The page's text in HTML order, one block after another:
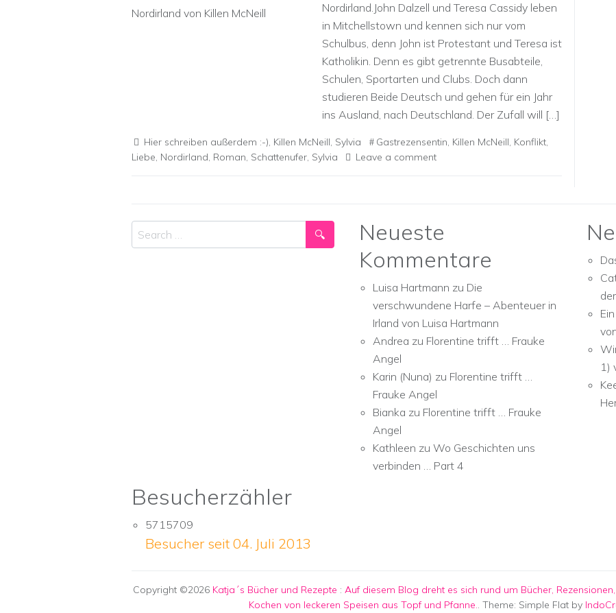
Nordirland.John Dalzell und Teresa Cassidy leben
in Mitchellstown und kennen sich nur vom
Schulbus, denn John ist Protestant und Teresa ist
Katholikin. Denn es gibt getrennte Busabteile,
Schulen, Sportarten und Clubs. Doch dann
studieren Beide Deutsch und gehen für ein Jahr
ins Ausland, nach Deutschland. Der Zufall will […]
Hier schreiben außerdem :-), Killen McNeill, Sylvia Gastrezensentin, Killen McNeill, Konflikt,
Liebe, Nordirland, Roman, Schattenufer, Sylvia Leave a comment
Search
Neueste
Kommentare
Luisa Hartmann zu Die
verschwundene Harfe – Abenteuer in
Irland von Luisa Hartmann
Andrea zu Florentine trifft … Frauke
Angel
Karin (Nuna) zu Florentine trifft …
Frauke Angel
Bianka zu Florentine trifft … Frauke
Angel
Kathleen zu Wo Geschichten uns
verbinden … Part 4
1)
Besucherzähler
5715709
Besucher seit 04. Juli 2013
Copyright ©2026 Katja´s Bücher und Rezepte : Auf diesem Blog dreht es sich rund um Bücher,
Kochen von leckeren Speisen aus Topf und Pfanne.. Theme: Simple Flat by